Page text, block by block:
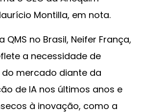
Montilla, em nota.
QMS no Brasil, Neifer França,
a necessidade de
mercado diante da
de IA nos últimos anos e
à inovação, como a